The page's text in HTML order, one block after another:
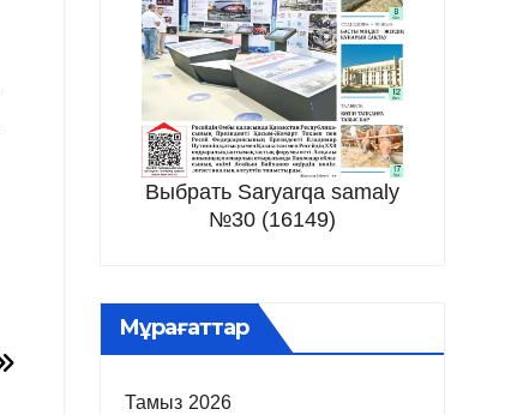
Выбрать Saryarqa samaly
№30 (16149)
Мұрағаттар
Тамыз 2026